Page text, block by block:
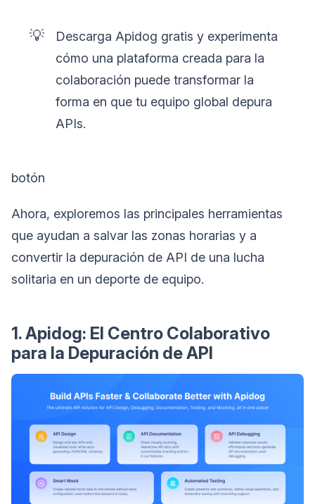
💡
Descarga Apidog gratis y experimenta
cómo una plataforma creada para la
colaboración puede transformar la
forma en que tu equipo global depura
APIs.
botón
Ahora, exploremos las principales herramientas
que ayudan a salvar las zonas horarias y a
convertir la depuración de API de una lucha
solitaria en un deporte de equipo.
1. Apidog: El Centro Colaborativo
para la Depuración de API